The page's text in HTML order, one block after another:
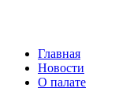
Главная
Новости
О палате